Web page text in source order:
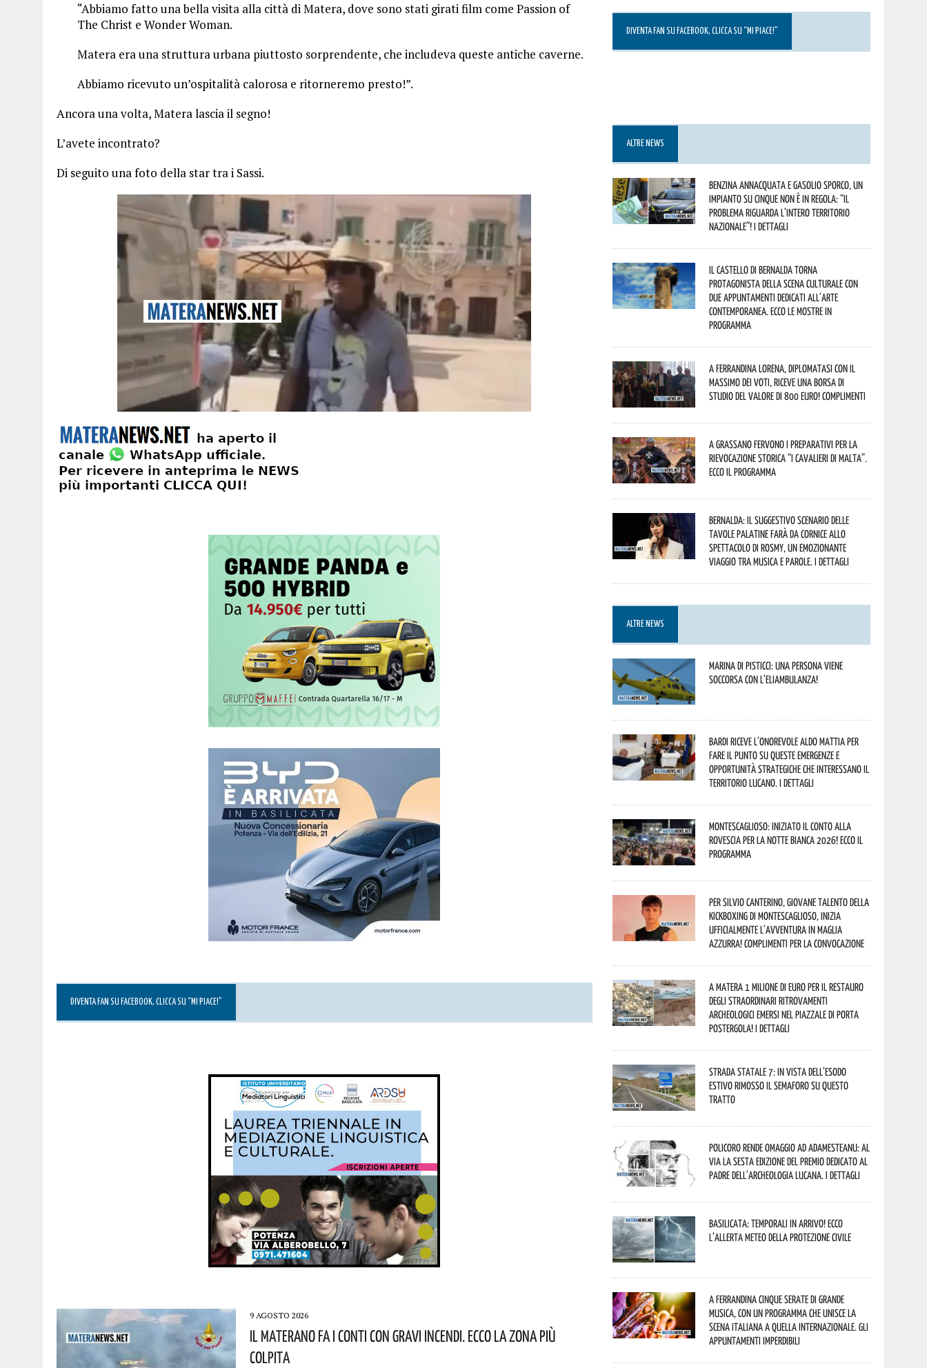
“Abbiamo fatto una bella visita alla città di Matera, dove sono stati girati film come Passion of
The Christ e Wonder Woman.
Matera era una struttura urbana piuttosto sorprendente, che includeva queste antiche caverne.
Abbiamo ricevuto un’ospitalità calorosa e ritorneremo presto!”.
Ancora una volta, Matera lascia il segno!
L’avete incontrato?
Di seguito una foto della star tra i Sassi.
DIVENTA FAN SU FACEBOOK, CLICCA SU “MI PIACE!”
9 AGOSTO 2026
Il Materano Fa I Conti Con Gravi Incendi. Ecco La Zona Più
Colpita
DIVENTA FAN SU FACEBOOK, CLICCA SU “MI PIACE!”
ALTRE NEWS
Benzina annacquata e gasolio sporco, un
impianto su cinque non è in regola: “il
problema riguarda l’intero territorio
Nazionale”! I dettagli
Il Castello di Bernalda torna
protagonista della scena culturale con
due appuntamenti dedicati all’arte
contemporanea. Ecco le mostre in
programma
A Ferrandina Lorena, diplomatasi con il
massimo dei voti, riceve una borsa di
studio del valore di 800 euro! Complimenti
A Grassano fervono i preparativi per la
Rievocazione Storica “I CAVALIERI DI MALTA”.
Ecco il programma
Bernalda: il suggestivo scenario delle
Tavole Palatine farà da cornice allo
spettacolo di Rosmy, un emozionante
viaggio tra musica e parole. I dettagli
ALTRE NEWS
Marina di Pisticci: una persona viene
soccorsa con l’eliambulanza!
Bardi riceve l’onorevole Aldo Mattia per
fare il punto su queste emergenze e
opportunità strategiche che interessano il
territorio lucano. I dettagli
Montescaglioso: iniziato il conto alla
rovescia per la Notte Bianca 2026! Ecco il
programma
Per Silvio Canterino, giovane talento della
kickboxing di Montescaglioso, inizia
ufficialmente l’avventura in maglia
azzurra! Complimenti per la convocazione
A Matera 1 milione di euro per il restauro
degli straordinari ritrovamenti
archeologici emersi nel piazzale di Porta
Postergola! I dettagli
Strada statale 7: in vista dell’esodo
estivo rimosso il semaforo su questo
tratto
Policoro rende omaggio ad Adamesteanu: al
via la sesta edizione del Premio dedicato al
padre dell’archeologia lucana. I dettagli
Basilicata: temporali in arrivo! Ecco
l’allerta meteo della Protezione civile
A Ferrandina cinque serate di grande
musica, con un programma che unisce la
scena italiana a quella internazionale. Gli
appuntamenti imperdibili